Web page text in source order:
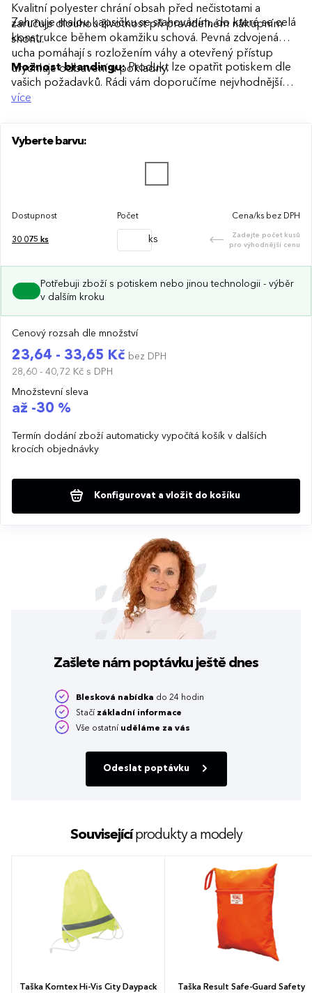
Kvalitní polyester chrání obsah před nečistotami a
zaručuje dlouhou životnost při pravidelném nákupním
shonu.
Zahrnuje malou kapsičku se stahováním, do které se celá
konstrukce během okamžiku schová. Pevná zdvojená
ucha pomáhají s rozložením váhy a otevřený přístup
urychluje odbavení u pokladny.
Možnost brandingu:Produkt lze opatřit potiskem dle
vašich požadavků. Rádi vám doporučíme nejvhodnější
technologii potisku s ohledem na design i váš rozpočet.
více
Vyberte barvu:
Dostupnost Počet Cena/ks bez DPH
30 075 ks ks
Zadejte počet kusů
pro výhodnější cenu
Potřebuji zboží s potiskem nebo jinou technologii - výběr
v dalším kroku
Cenový rozsah dle množství
23,64 - 33,65 Kč bez DPH
28,60 - 40,72 Kč s DPH
Množstevní sleva
až -30 %
Termín dodání zboží automaticky vypočítá košík v dalších
krocích objednávky
Konfigurovat a vložit do košíku
Zašlete nám poptávku ještě dnes
Blesková nabídka do 24 hodin
Stačí základní informace
Vše ostatní uděláme za vás
Odeslat poptávku
Souvisejícíprodukty a modely
Taška Korntex Hi-Vis City Daypack Taška Result Safe-Guard Safety